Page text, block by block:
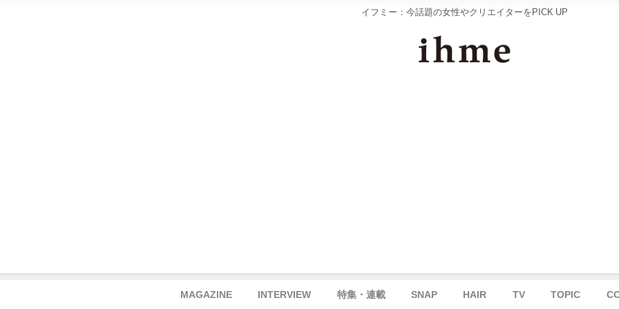
イフミー：今話題の女性やクリエイターをPICK UP
MAGAZINE INTERVIEW 特集・連載 SNAP HAIR TV TOPIC